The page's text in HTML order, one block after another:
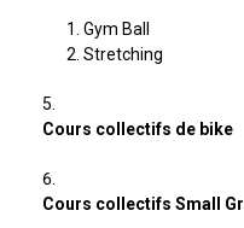
Gym Ball
Stretching
Cours collectifs de bike
Cours collectifs Small